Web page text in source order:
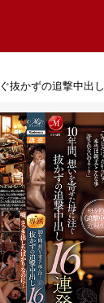
抜かずの追撃中出し